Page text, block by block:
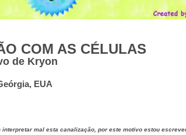
COM AS CÉLULAS
de Kryon
EUA
interpretar mal esta canalização, por este motivo estou